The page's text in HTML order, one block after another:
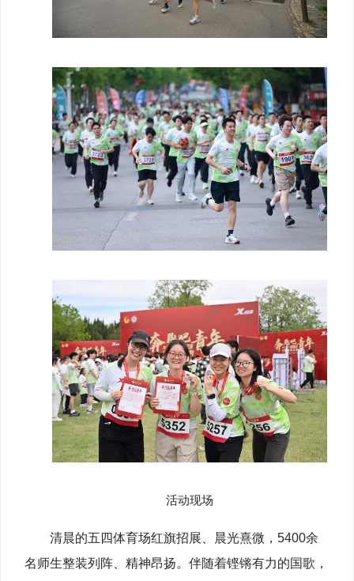
活动现场
清晨的五四体育场红旗招展、晨光熹微，5400余
名师生整装列阵、精神昂扬。伴随着铿锵有力的国歌，